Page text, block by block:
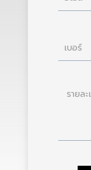
เบอร์
ราย